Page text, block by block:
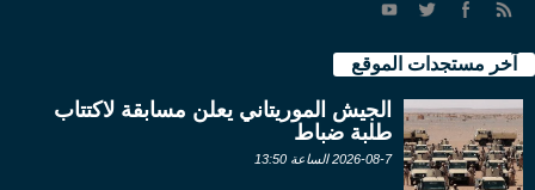
آخر مستجدات الموقع
الجيش الموريتاني يعلن مسابقة لاكتتاب
طلبة ضباط
2026-08-7 الساعة 13:50